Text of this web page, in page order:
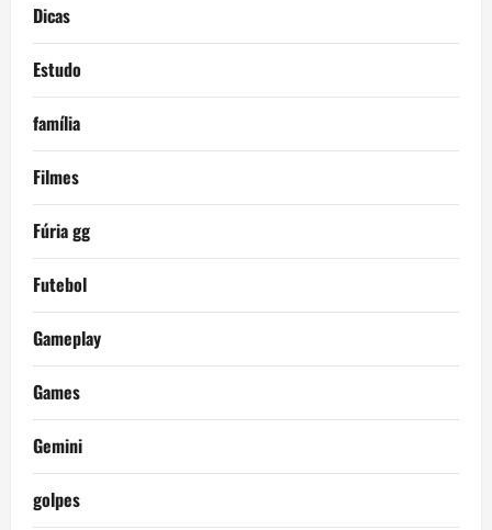
Dicas
Estudo
família
Filmes
Fúria gg
Futebol
Gameplay
Games
Gemini
golpes